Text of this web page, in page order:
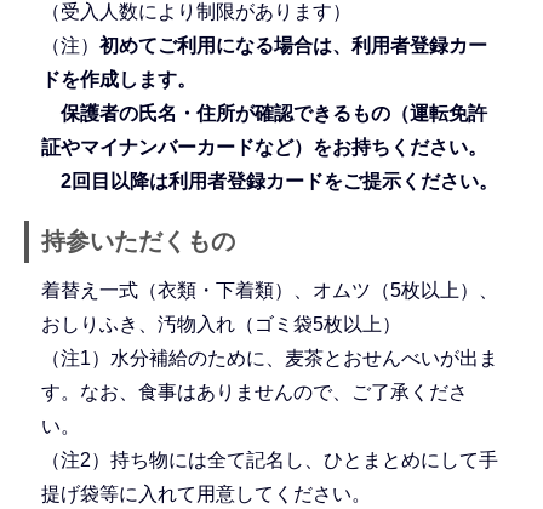
（受入人数により制限があります）
（注） 初めてご利用になる場合は、利用者登録カー
ドを作成します。
保護者の氏名・住所が確認できるもの（運転免許
証やマイナンバーカードなど）をお持ちください。
2回目以降は利用者登録カードをご提示ください。
持参いただくもの
着替え一式（衣類・下着類）、オムツ（5枚以上）、
おしりふき、汚物入れ（ゴミ袋5枚以上）
（注1）水分補給のために、麦茶とおせんべいが出ま
す。なお、食事はありませんので、ご了承くださ
い。
（注2）持ち物には全て記名し、ひとまとめにして手
提げ袋等に入れて用意してください。